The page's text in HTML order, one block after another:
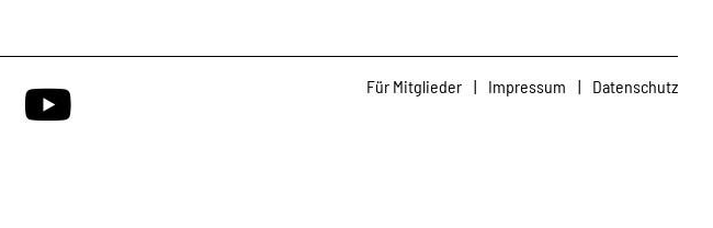
Für Mitglieder | Impressum | Datenschutz